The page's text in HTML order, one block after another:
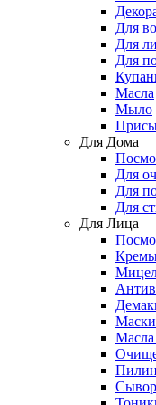
Для
Для
Для
Масла
Мыло
Для Дома
Для
Для
Для
Для Лица
Маски
Масла